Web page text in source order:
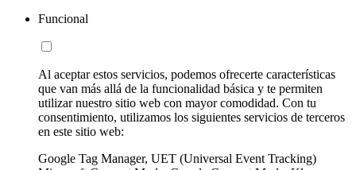
Funcional
Al aceptar estos servicios, podemos ofrecerte características
que van más allá de la funcionalidad básica y te permiten
utilizar nuestro sitio web con mayor comodidad. Con tu
consentimiento, utilizamos los siguientes servicios de terceros
en este sitio web:
Google Tag Manager, UET (Universal Event Tracking)